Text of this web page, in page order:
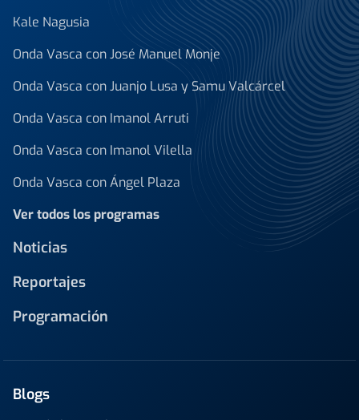
Kale Nagusia
Onda Vasca con José Manuel Monje
Onda Vasca con Juanjo Lusa y Samu Valcárcel
Onda Vasca con Imanol Arruti
Onda Vasca con Imanol Vilella
Onda Vasca con Ángel Plaza
Ver todos los programas
Noticias
Reportajes
Programación
Blogs